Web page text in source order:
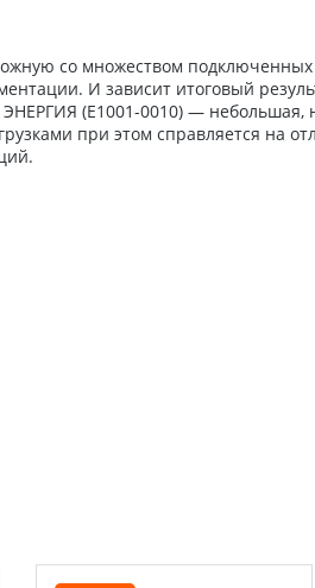
со множеством подключенных
И зависит итоговый
(Е1001-0010) — небольшая,
при этом справляется на